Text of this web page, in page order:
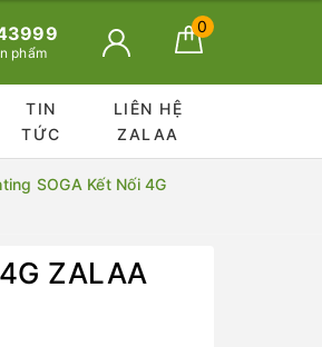
phẩm
0
TIN
TỨC
LIÊN HỆ
ZALAA
SOGA Kết Nối 4G
ZALAA